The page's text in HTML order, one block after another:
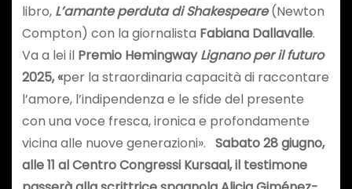
libro, L’amante perduta di Shakespeare (Newton
Compton) con la giornalista Fabiana Dallavalle.
Va a lei il Premio HemingwayLignano per il futuro
2025,«per la straordinaria capacità di raccontare
l’amore, l’indipendenza e le sfide del presente
con una voce fresca, ironica e profondamente
vicina alle nuove generazioni». Sabato 28 giugno,
alle 11 al Centro Congressi Kursaal, il testimone